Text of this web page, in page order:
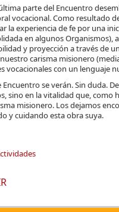
parte del Encuentro
vocacional. Como resultado
la experiencia de fe por una
en algunos Organismos),
y proyección a través de
carisma misionero
vocacionales con un lenguaje
Encuentro se verán. Sin duda.
sino en la vitalidad que,
misionero. Los dejamos
y cuidando esta obra suya.